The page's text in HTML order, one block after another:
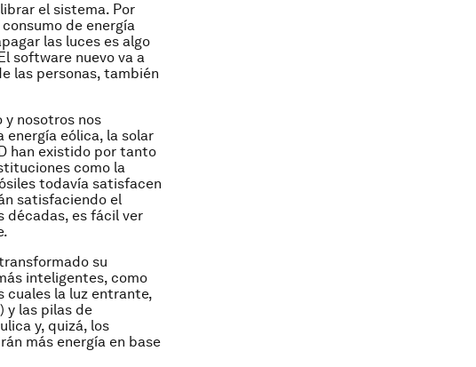
el sistema. Por
de energía
las luces es algo
software nuevo va a
las personas, también
nosotros nos
energía eólica, la solar
han existido por tanto
como la
todavía satisfacen
satisfaciendo el
décadas, es fácil ver
su
inteligentes, como
cuales la luz entrante,
y las pilas de
y, quizá, los
más energía en base